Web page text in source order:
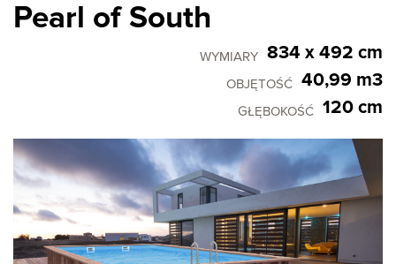
Pearl of South
WYMIARY 834 x 492 cm
OBJĘTOŚĆ 40,99 m3
GŁĘBOKOŚĆ 120 cm
Wszystko czego potrzebujesz,
dostajesz w standardzie